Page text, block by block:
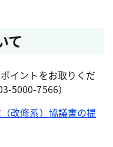
て
イントをお取りくだ
5000-7566）
改修系）協議書の提